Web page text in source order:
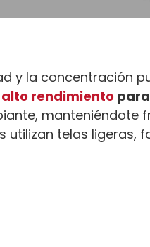
y la concentración
rendimiento
manteniéndote
telas ligeras,